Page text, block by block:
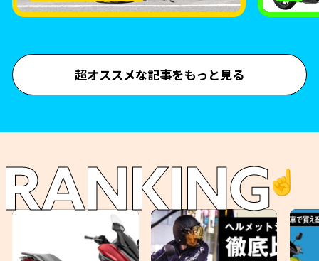
超オススメな記事をもっと見る
RANKING☝️